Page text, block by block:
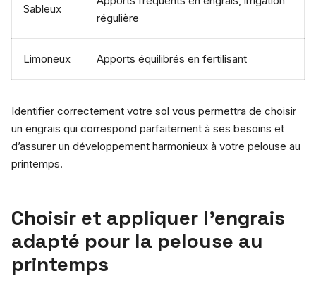
Sableux
régulière
Limoneux Apports équilibrés en fertilisant
Identifier correctement votre sol vous permettra de choisir
un engrais qui correspond parfaitement à ses besoins et
d’assurer un développement harmonieux à votre pelouse au
printemps.
Choisir et appliquer l’engrais
adapté pour la pelouse au
printemps